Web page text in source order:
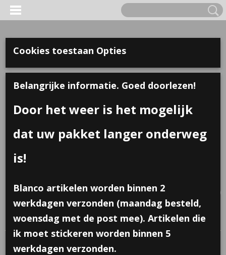
Geen producten
(0)
Home>Traktaties>Doolhof puzzeltje in vorm van diertje
Cookies toestaan Opties
Belangrijke informatie. Goed doorlezen!
Door het weer is het mogelijk
dat uw pakket langer onderweg
is!
Blanco artikelen worden binnen 2
werkdagen verzonden (maandag besteld,
woensdag met de post mee). Artikelen die
ik moet stickeren worden binnen 5
werkdagen verzonden.